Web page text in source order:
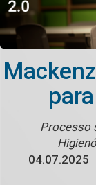
Processo
04.07.2025